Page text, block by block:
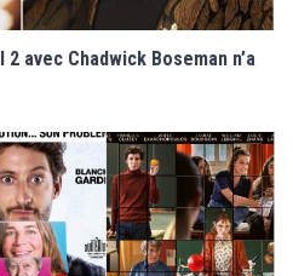
avec Chadwick Boseman n’a